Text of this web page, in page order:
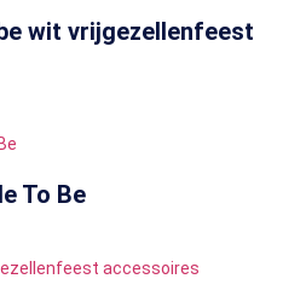
wit vrijgezellenfeest
To Be